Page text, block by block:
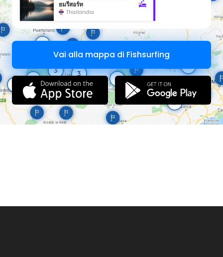
ยมรีสอร์ท
Thailandia
Vai alla mappa di Fishsurfing